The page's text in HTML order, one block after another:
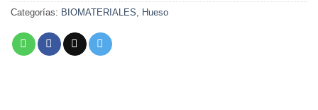
Categorías: BIOMATERIALES Hueso